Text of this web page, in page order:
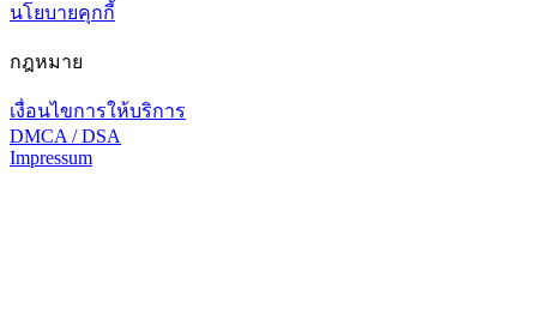
นโยบายคุกกี้
กฎหมาย
เงื่อนไขการให้บริการ
DMCA / DSA
Impressum